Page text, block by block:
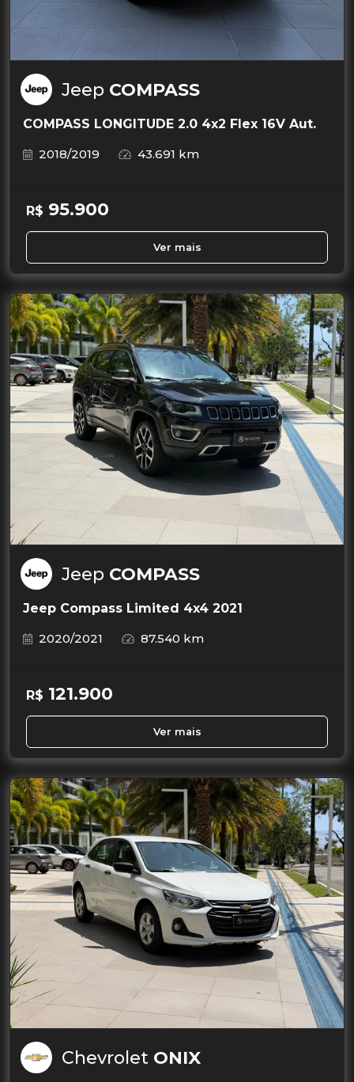
Jeep COMPASS
COMPASS LONGITUDE 2.0 4x2 Flex 16V Aut.
2018/2019
43.691 km
R$ 95.900
Ver mais
Jeep COMPASS
Jeep Compass Limited 4x4 2021
2020/2021
87.540 km
R$ 121.900
Ver mais
Chevrolet ONIX